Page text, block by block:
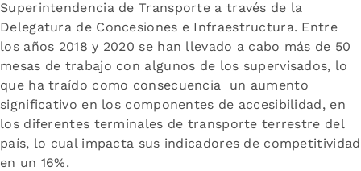
Superintendencia de Transporte a través de la
Delegatura de Concesiones e Infraestructura. Entre
los años 2018 y 2020 se han llevado a cabo más de 50
mesas de trabajo con algunos de los supervisados, lo
que ha traído como consecuencia un aumento
significativo en los componentes de accesibilidad, en
los diferentes terminales de transporte terrestre del
país, lo cual impacta sus indicadores de competitividad
en un 16%.